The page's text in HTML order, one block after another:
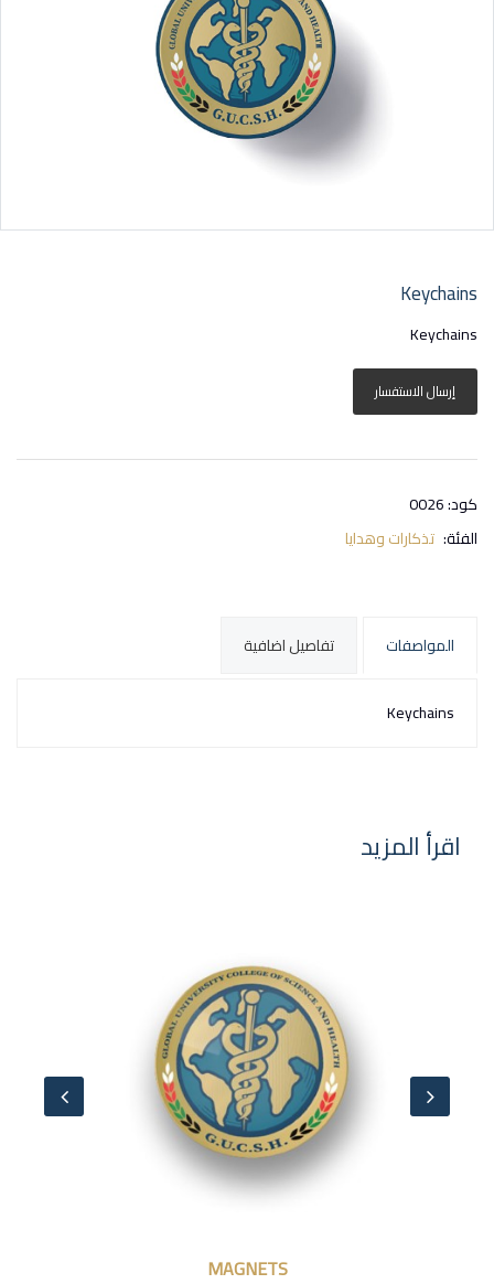
Keychains
Keychains
إرسال الاستفسار
كود: 0026
الفئة: تذكارات وهدايا
المواصفات تفاصيل اضافية
Keychains
اقرأ المزيد
MAGNETS